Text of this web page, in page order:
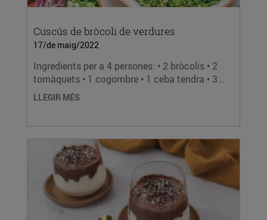
Cuscús de bròcoli de verdures
17/de maig/2022
Ingredients per a 4 persones: • 2 bròcolis • 2
tomàquets • 1 cogombre • 1 ceba tendra • 3...
LLEGIR MÉS